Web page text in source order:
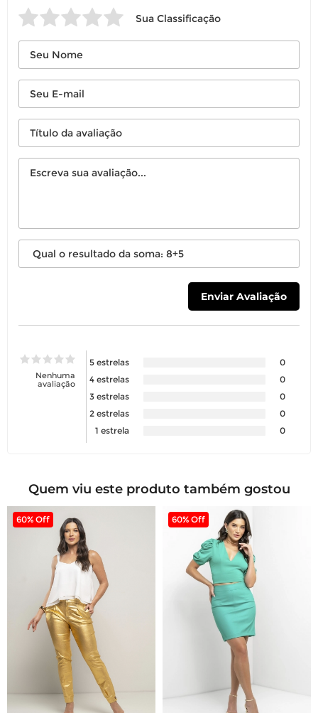
Sua Classificação
Nenhuma
avaliação
5 estrelas
0
4 estrelas
0
3 estrelas
0
2 estrelas
0
1 estrela
0
Quem viu este produto também gostou
60% Off 60% Off